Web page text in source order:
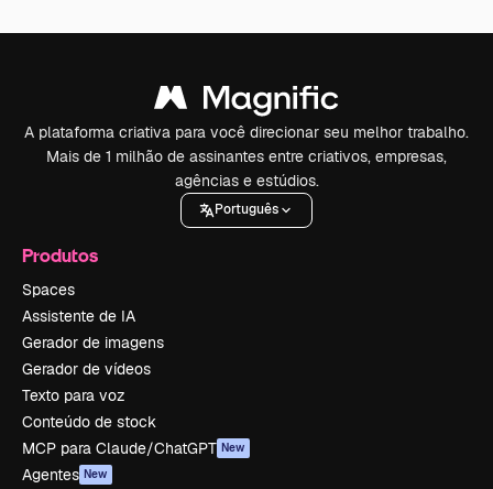
A plataforma criativa para você direcionar seu melhor trabalho.
Mais de 1 milhão de assinantes entre criativos, empresas,
agências e estúdios.
Português
Produtos
Spaces
Assistente de IA
Gerador de imagens
Gerador de vídeos
Texto para voz
Conteúdo de stock
MCP para Claude/ChatGPT New
Agentes New